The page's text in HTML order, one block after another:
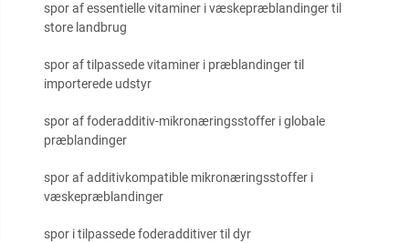
spor af essentielle vitaminer i væskepræblandinger til
store landbrug
spor af tilpassede vitaminer i præblandinger til
importerede udstyr
spor af foderadditiv-mikronæringsstoffer i globale
præblandinger
spor af additivkompatible mikronæringsstoffer i
væskepræblandinger
spor i tilpassede foderadditiver til dyr